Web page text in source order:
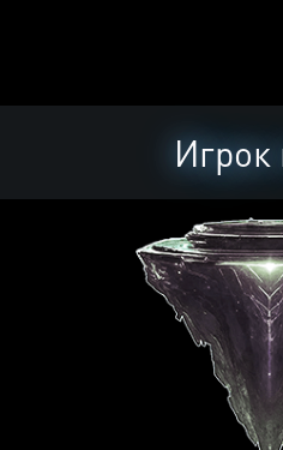
Игрок